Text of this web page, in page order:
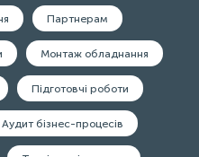
Партнерам
Монтаж обладнання
Підготовчі роботи
Аудит бізнес-процесів